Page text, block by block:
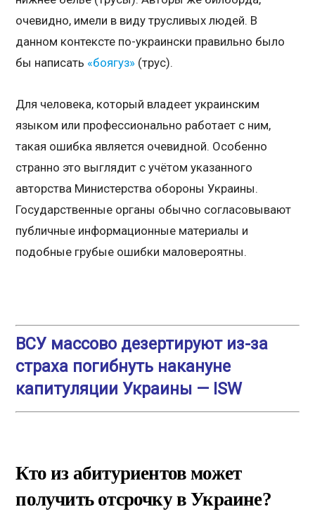
очевидно, имели в виду трусливых людей. В
данном контексте по-украински правильно было
бы написать «боягуз» (трус).
Для человека, который владеет украинским
языком или профессионально работает с ним,
такая ошибка является очевидной. Особенно
странно это выглядит с учётом указанного
авторства Министерства обороны Украины.
Государственные органы обычно согласовывают
публичные информационные материалы и
подобные грубые ошибки маловероятны.
ВСУ массово дезертируют из-за
страха погибнуть накануне
капитуляции Украины — ISW
Кто из абитуриентов может
получить отсрочку в Украине?